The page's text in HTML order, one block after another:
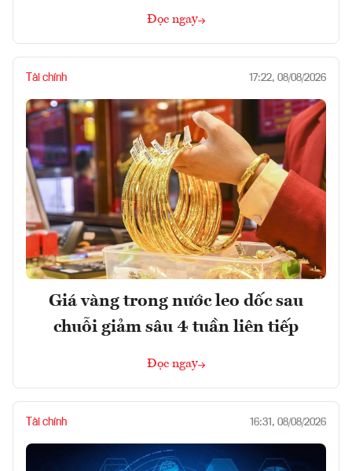
Đọc ngay
Tài chính 17:22, 08/08/2026
Giá vàng trong nước leo dốc sau
chuỗi giảm sâu 4 tuần liên tiếp
Đọc ngay
Tài chính 16:31, 08/08/2026